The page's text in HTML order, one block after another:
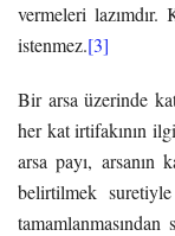
vermeleri lazımdır.
istenmez.[3]
Bir arsa üzerinde
her kat irtifakının
arsa payı, arsanın
belirtilmek